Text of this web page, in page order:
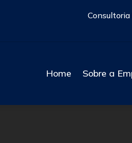
Home Sobre a